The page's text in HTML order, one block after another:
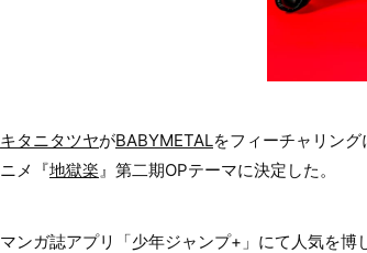
キタニタツヤがBABYMETALをフィーチャリン
ニメ『地獄楽』第二期OPテーマに決定した。
マンガ誌アプリ「少年ジャンプ+」にて人気を